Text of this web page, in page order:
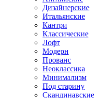
Дизайнерские
Итальянские
Кантри
Классические
Лофт
Модерн
Прованс
Неоклассика
Минимализм
Под старину
Скандинавские